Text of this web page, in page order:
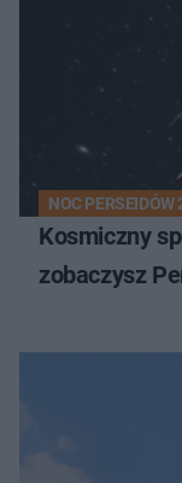
NOC PERSEIDÓW
Kosmiczny
zobaczysz